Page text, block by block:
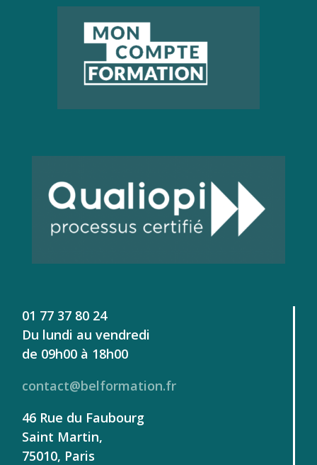
01 77 37 80 24
Du lundi au vendredi
de 09h00 à 18h00
contact@belformation.fr
46 Rue du Faubourg
Saint Martin,
75010, Paris